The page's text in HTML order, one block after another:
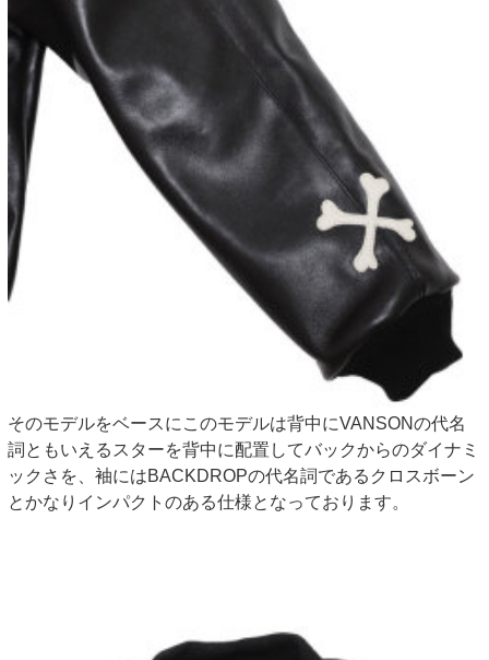
そのモデルをベースにこのモデルは背中にVANSONの代名
詞ともいえるスターを背中に配置してバックからのダイナミ
ックさを、袖にはBACKDROPの代名詞であるクロスボーン
とかなりインパクトのある仕様となっております。